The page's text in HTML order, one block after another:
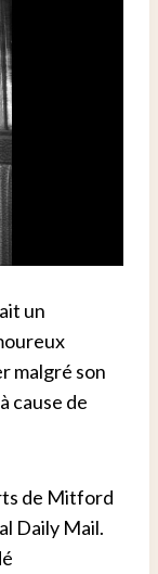
un
malgré son
cause de
de Mitford
Daily Mail.